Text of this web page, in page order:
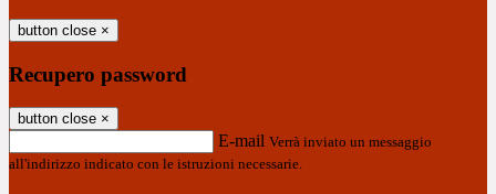
button close ×
Recupero password
button close ×
E-mail Verrà inviato un messaggio
all'indirizzo indicato con le istruzioni necessarie.